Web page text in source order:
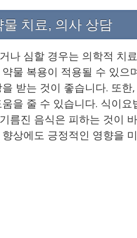
치료, 의사 상담
나 심할 경우는 의학적 치
물 복용이 적용될 수 있으
받는 것이 좋습니다. 또
을 줄 수 있습니다. 식이
름진 음식은 피하는 것이
상에도 긍정적인 영향을